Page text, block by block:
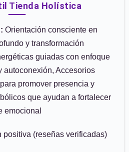
Tienda Holística
Orientación consciente en
y transformación
guiadas con enfoque
autoconexión, Accesorios
promover presencia y
que ayudan a fortalecer
emocional
positiva (reseñas verificadas)